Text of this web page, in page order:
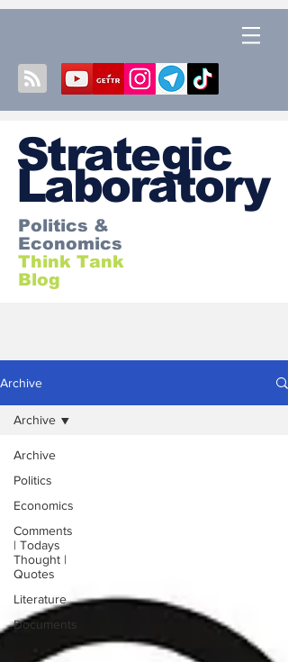
Strategic
Laboratory
Politics &
Economics
Think Tank
Blog
Archive
Archive
Politics
Economics
Comments
| Todays
Thought |
Quotes
Literature
Documents
Archive